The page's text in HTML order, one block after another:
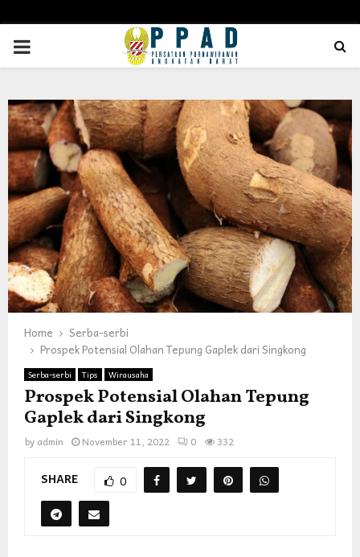
PRIMARY
Home
Serba-serbi
Prospek Potensial Olahan Tepung Gaplek dari Singkong
Serba-serbi Tips Wirausaha
Prospek Potensial Olahan Tepung
Gaplek dari Singkong
by admin November 11, 2022 0 332
SHARE 0